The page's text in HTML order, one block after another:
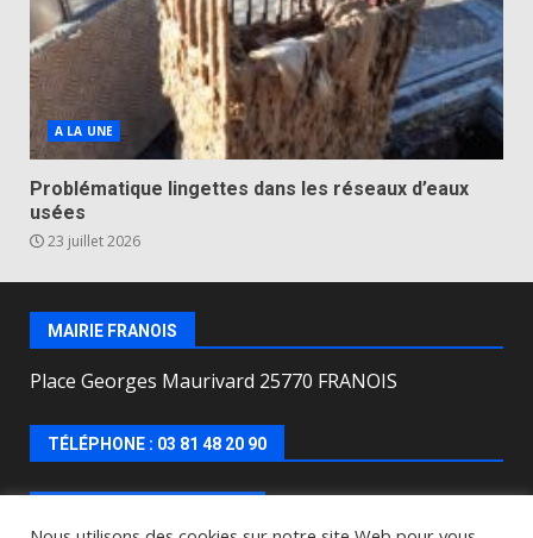
A LA UNE
Problématique lingettes dans les réseaux d’eaux
usées
23 juillet 2026
MAIRIE FRANOIS
Place Georges Maurivard 25770 FRANOIS
TÉLÉPHONE : 03 81 48 20 90